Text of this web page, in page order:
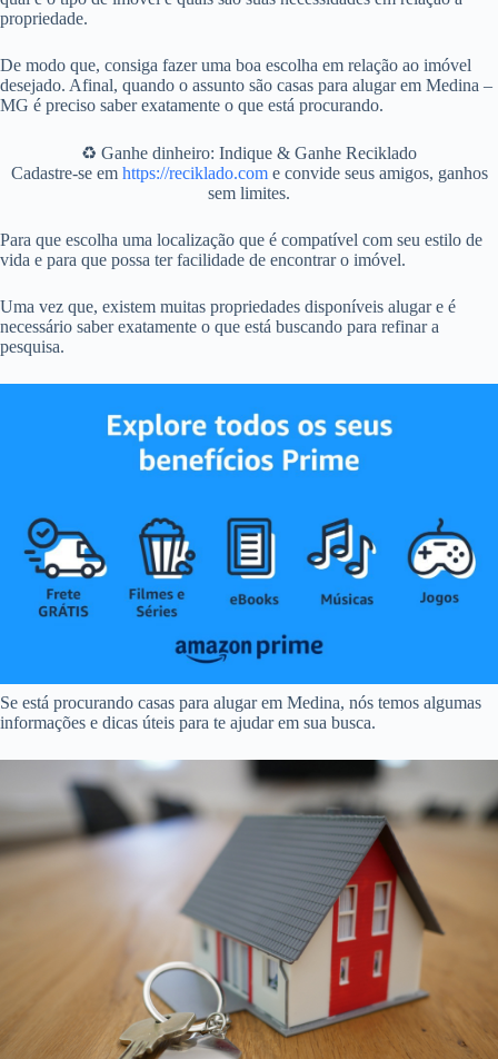
propriedade.
De modo que, consiga fazer uma boa escolha em relação ao imóvel
desejado. Afinal, quando o assunto são casas para alugar em Medina –
MG é preciso saber exatamente o que está procurando.
♻️ Ganhe dinheiro: Indique & Ganhe Reciklado
Cadastre-se em https://reciklado.come convide seus amigos, ganhos
sem limites.
Para que escolha uma localização que é compatível com seu estilo de
vida e para que possa ter facilidade de encontrar o imóvel.
Uma vez que, existem muitas propriedades disponíveis alugar e é
necessário saber exatamente o que está buscando para refinar a
pesquisa.
Se está procurando casas para alugar em Medina, nós temos algumas
informações e dicas úteis para te ajudar em sua busca.